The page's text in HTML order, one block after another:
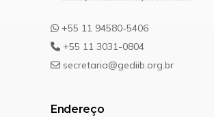
+55 11 94580-5406
+55 11 3031-0804
secretaria@gediib.org.br
Endereço